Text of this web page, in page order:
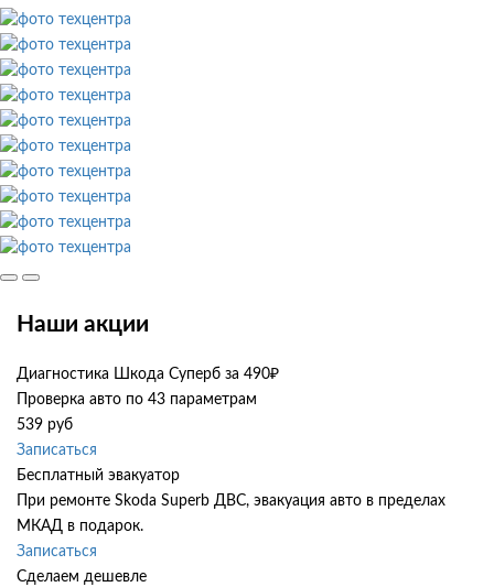
Наши акции
Диагностика Шкода Суперб за 490₽
Проверка авто по 43 параметрам
539 руб
Записаться
Бесплатный эвакуатор
При ремонте Skoda Superb ДВС, эвакуация авто в пределах
МКАД в подарок.
Записаться
Сделаем дешевле